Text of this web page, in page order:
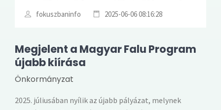
fokuszbaninfo 2025-06-06 08:16:28
Megjelent a Magyar Falu Program
újabb kiírása
Önkormányzat
2025. júliusában nyílik az újabb pályázat, melynek